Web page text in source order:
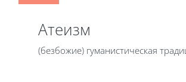
Атеизм
(безбожие) гуманистическая